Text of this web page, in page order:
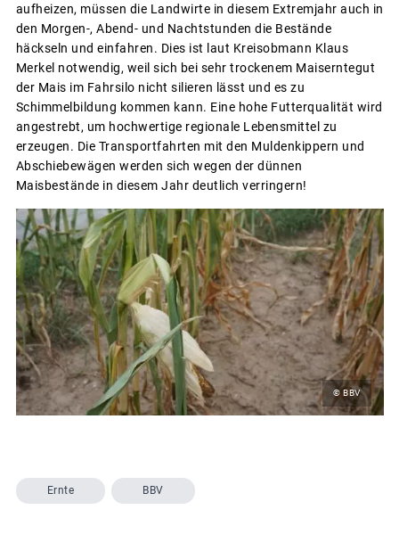
aufheizen, müssen die Landwirte in diesem Extremjahr auch in
den Morgen-, Abend- und Nachtstunden die Bestände
häckseln und einfahren. Dies ist laut Kreisobmann Klaus
Merkel notwendig, weil sich bei sehr trockenem Maiserntegut
der Mais im Fahrsilo nicht silieren lässt und es zu
Schimmelbildung kommen kann. Eine hohe Futterqualität wird
angestrebt, um hochwertige regionale Lebensmittel zu
erzeugen. Die Transportfahrten mit den Muldenkippern und
Abschiebewägen werden sich wegen der dünnen
Maisbestände in diesem Jahr deutlich verringern!
© BBV
Ernte BBV